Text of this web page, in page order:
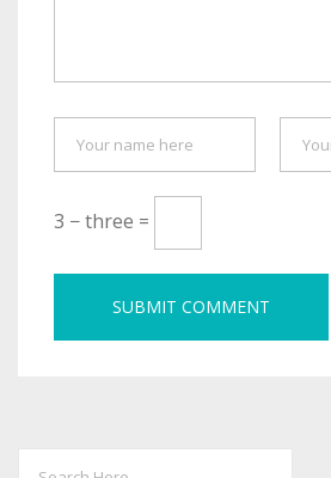
3 − three =